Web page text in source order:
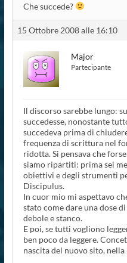
Che succede?
15 Ottobre 2008 alle 16:10
Major
Partecipante
Il discorso sarebbe lungo:
succedesse, nonostante
succedeva prima di
frequenza di scrittura nel
ridotta. Si pensava che
siamo ripartiti: prima sei
obiettivi e degli strumenti
Discipulus.
In cuor mio mi aspettavo
stato come dare una dose
debole e stanco.
E poi, se tutti vogliono
ben poco da leggere.
nascita del nuovo sito,